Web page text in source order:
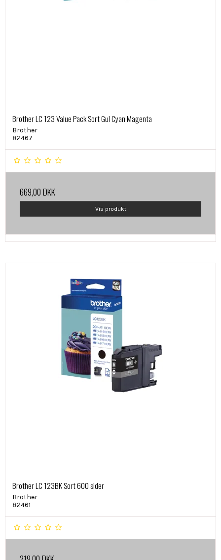
Brother LC 123 Value Pack Sort Gul Cyan Magenta
Brother
82467
669,00 DKK
Vis produkt
Brother LC 123BK Sort 600 sider
Brother
82461